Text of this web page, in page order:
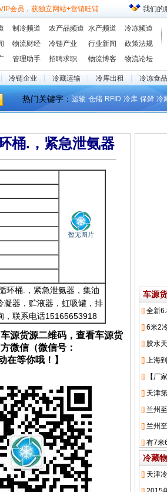
会员，获独立网站+营销旺铺 我们的
制冷频道 农产品频道 水产频道 冷冻频道
物流财经 冷链产业 行业新闻 政策法规
管理助手 招聘求职 物流博客 物流论坛
冷链企业 冷藏运输 冷库出租 冷冻食品
热门关键字： 运输 仓储 RFID 冷库 保鲜 冷
桶.，紧急泄氨器
环桶.，紧急泄氨器，集油
凝器，贮液器，虹吸罐，排
，联系电话15165653918
源货源二维码，查看车源货
微信（微信号：
等你哦！】
车源
冷藏